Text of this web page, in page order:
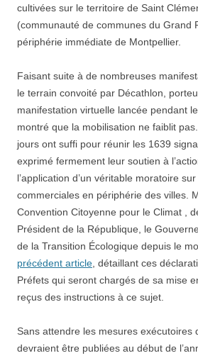
cultivées sur le territoire de Saint
(communauté de communes du Grand
périphérie immédiate de Montpellier.
Faisant suite à de nombreuses
le terrain convoité par Décathlon,
manifestation virtuelle lancée pendant
montré que la mobilisation ne faiblit
jours ont suffi pour réunir les 1639
exprimé fermement leur soutien à
l’application d’un véritable moratoire
commerciales en périphérie des villes.
Convention Citoyenne pour le Climat ,
Président de la République, le
de la Transition Écologique depuis le
précédent article, détaillant ces
Préfets qui seront chargés de sa mise
reçus des instructions à ce sujet.
Sans attendre les mesures exécutoires
devraient être publiées au début de